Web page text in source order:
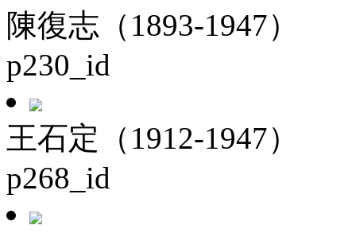
陳復志（1893-1947）
p230_id
王石定（1912-1947）
p268_id